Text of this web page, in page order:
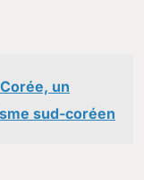
un
sud-coréen